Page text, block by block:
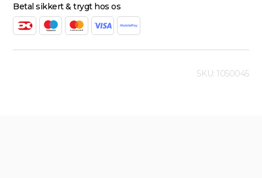
Betal sikkert & trygt hos os
SKU: 1050045